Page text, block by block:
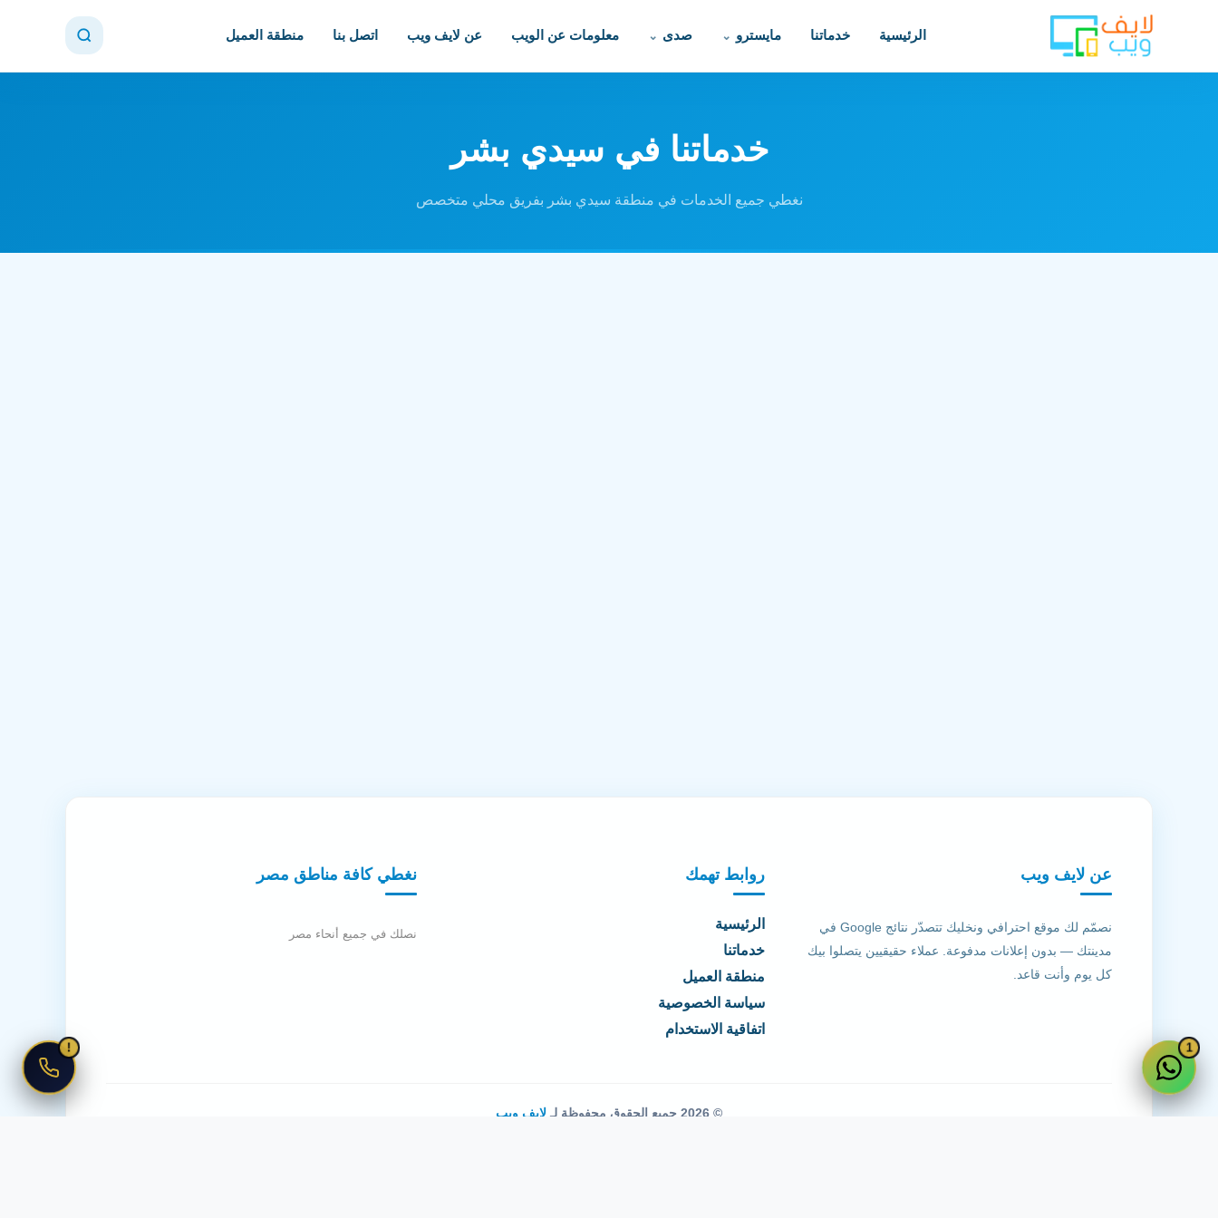
الرئيسية خدماتنا مايسترو صدى معلومات عن الويب عن لايف ويب اتصل بنا منطقة العميل
خدماتنا في سيدي بشر
نغطي جميع الخدمات في منطقة سيدي بشر بفريق محلي متخصص
عن لايف ويب
نصمّم لك موقع احترافي ونخليك تتصدّر نتائج Google في
مدينتك — بدون إعلانات مدفوعة. عملاء حقيقيين يتصلوا بيك
كل يوم وأنت قاعد.
روابط تهمك
الرئيسية
خدماتنا
منطقة العميل
سياسة الخصوصية
اتفاقية الاستخدام
نغطي كافة مناطق مصر
نصلك في جميع أنحاء مصر
© 2026 جميع الحقوق محفوظة لـ لايف ويب
1
!